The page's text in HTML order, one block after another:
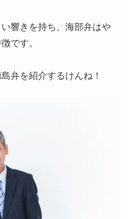
響きを持ち、海部弁はや
です。
弁を紹介するけんね！